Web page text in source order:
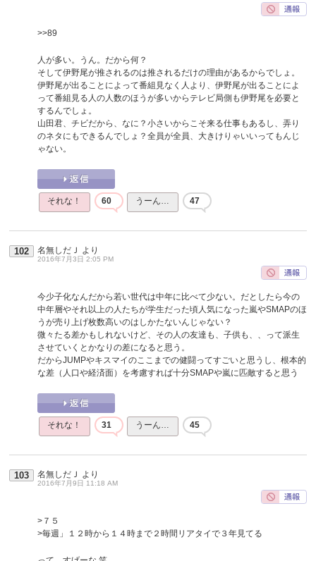
>>89
人が多い。うん。だから何？
そして伊野尾が推されるのは推されるだけの理由があるからでしょ。
伊野尾が出ることによって番組見なく人より、伊野尾が出ることによ
って番組見る人の人数のほうが多いからテレビ局側も伊野尾を必要と
するんでしょ。
山田君、チビだから、なに？小さいからこそ来る仕事もあるし、弄り
のネタにもできるんでしょ？全員が全員、大きけりゃいいってもんじ
ゃない。
それな！ 60 うーん… 47
102 名無しだＪ より
2016年7月3日 2:05 PM
今少子化なんだから若い世代は中年に比べて少ない。だとしたら今の
中年層やそれ以上の人たちが学生だった頃人気になった嵐やSMAPのほ
うが売り上げ枚数高いのはしかたないんじゃない？
微々たる差かもしれないけど、その人の友達も、子供も、、って派生
させていくとかなりの差になると思う。
だからJUMPやキスマイのここまでの健闘ってすごいと思うし、根本的
な差（人口や経済面）を考慮すれば十分SMAPや嵐に匹敵すると思う
それな！ 31 うーん… 45
103 名無しだＪ より
2016年7月9日 11:18 AM
>７５
>毎週」１２時から１４時まで２時間リアタイで３年見てる